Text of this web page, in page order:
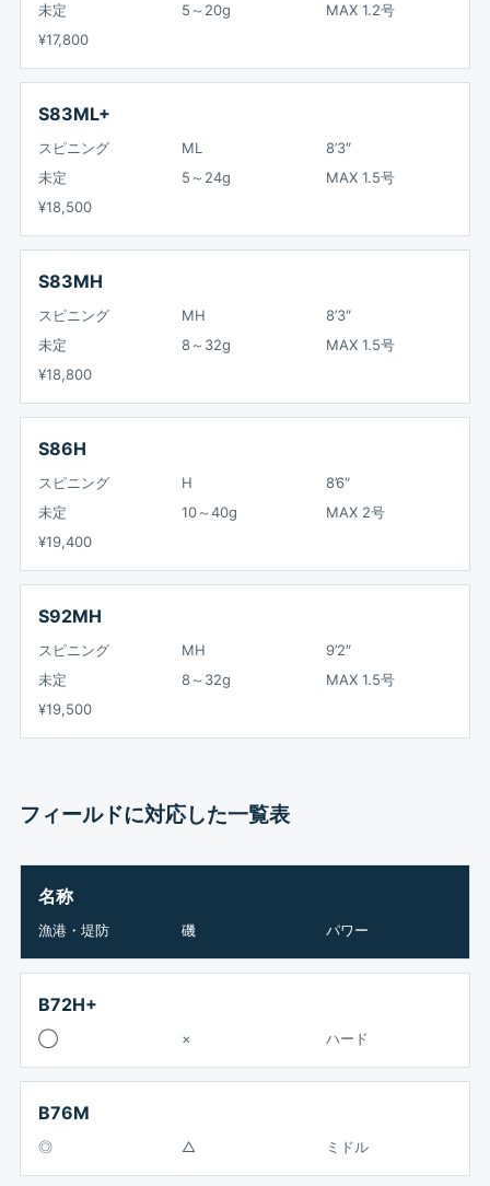
未定
5～20g
MAX 1.2号
¥17,800
S83ML+
スピニング ML
8’3″
未定
5～24g
MAX 1.5号
¥18,500
S83MH
スピニング MH
8’3″
未定
8～32g
MAX 1.5号
¥18,800
S86H
スピニング H
8’6″
未定
10～40g
MAX 2号
¥19,400
S92MH
スピニング MH
9’2″
未定
8～32g
MAX 1.5号
¥19,500
フィールドに対応した一覧表
名称
漁港・堤防 磯 パワー
B72H+
◯ × ハード
B76M
◎ △ ミドル